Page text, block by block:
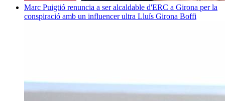
Marc Puigtió renuncia a ser alcaldable d'ERC a Girona per la
conspiració amb un influencer ultra Lluís Girona Boffi